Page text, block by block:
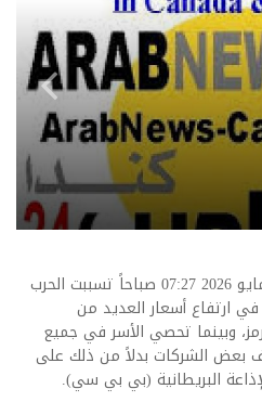
اخبار العرب -كندا 24: الجمعة 8 مايو 2026 07:27 صباحاً تسببت الحرب
في ارتفاع أسعار العديد من
وبينما تحصي الأسر في جميع
بعض الشركات بدلاً من ذلك على
البريطانية (بي بي سي).